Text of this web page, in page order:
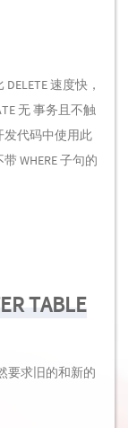
速度快，
无 事务且不触
发代码中使用此
WHERE 子句的
TABLE
要求旧的和新的